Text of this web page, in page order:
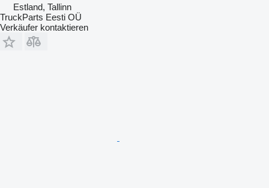
Estland, Tallinn
TruckParts Eesti OÜ
Verkäufer kontaktieren